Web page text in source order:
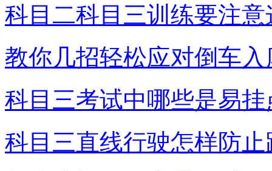
科目二科目三训练要注意
教你几招轻松应对倒车入
科目三考试中哪些是易挂
科目三直线行驶怎样防止